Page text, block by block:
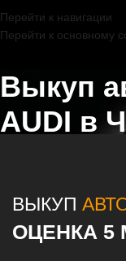
Перейти к навигации
Перейти к основному
Выкуп
AUDI в
ВЫКУП
ОЦЕНКА 5